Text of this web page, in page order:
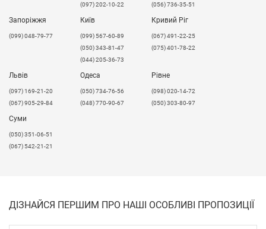
(097) 202-10-22
(056) 736-35-51
Запоріжжя
(099) 048-79-77
Київ
(099) 567-60-89
(050) 343-81-47
(044) 205-36-73
Кривий Ріг
(067) 491-22-25
(075) 401-78-22
Львів
​(097) 169-21-20
(067) 905-29-84
Одеса
(050) 734-76-56
(048) 770-90-67
Рівне
(098) 020-14-72
(050) 303-80-97
Суми
(050) 351-06-51
(067) 542-21-21
ДІЗНАЙСЯ ПЕРШИМ ПРО НАШІ ОСОБЛИВІ ПРОПОЗИЦІЇ